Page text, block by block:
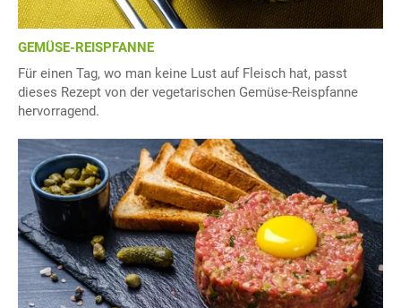
GEMÜSE-REISPFANNE
Für einen Tag, wo man keine Lust auf Fleisch hat, passt
dieses Rezept von der vegetarischen Gemüse-Reispfanne
hervorragend.